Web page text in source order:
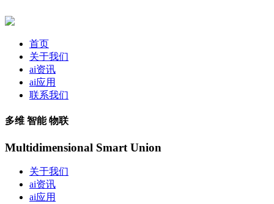
首页
关于我们
ai资讯
ai应用
联系我们
多维 智能 物联
Multidimensional Smart Union
关于我们
ai资讯
ai应用